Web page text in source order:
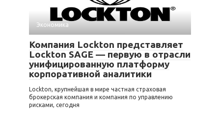
Экономика
Компания Lockton представляет
Lockton SAGE — первую в отрасли
унифицированную платформу
корпоративной аналитики
Lockton, крупнейшая в мире частная страховая
брокерская компания и компания по управлению
рисками, сегодня